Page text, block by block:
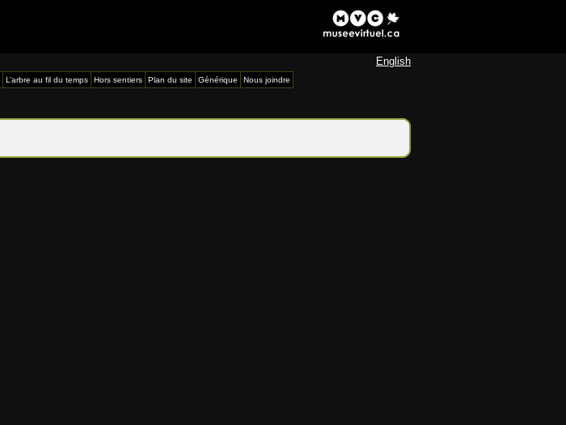
English
L’arbre au fil du temps Hors sentiers Plan du site Générique Nous joindre